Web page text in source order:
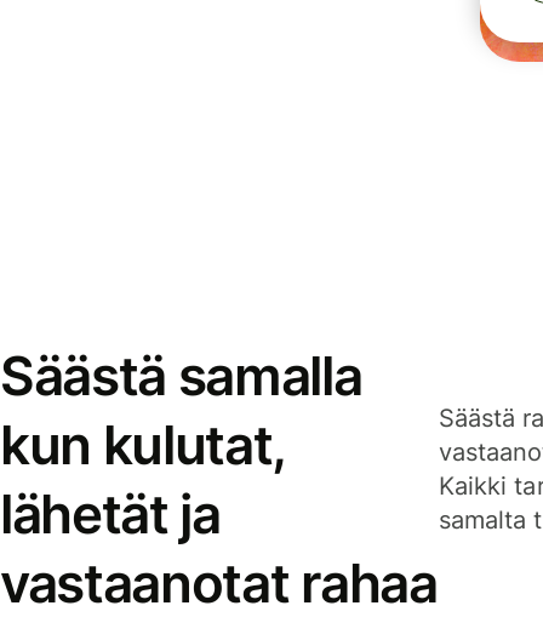
Säästä samalla
kun kulutat,
lähetät ja
vastaanotat rahaa
Säästä
Kaikki
samalta